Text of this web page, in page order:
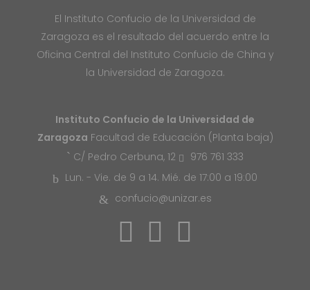
El Instituto Confucio de la Universidad de
Zaragoza es el resultado del acuerdo entre la
Oficina Central del Instituto Confucio de China y
la Universidad de Zaragoza.
Instituto Confucio de la Universidad de
Zaragoza Facultad de Educación (Planta baja)
C/ Pedro Cerbuna, 12
976 761 333
Lun. - Vie. de 9 a 14. Mié. de 17:00 a 19:00
confucio@unizar.es